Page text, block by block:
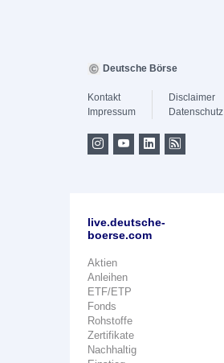
Deutsche Börse
Kontakt
Impressum
Disclaimer
Datenschutz
live.deutsche-
boerse.com
Aktien
Anleihen
ETF/ETP
Fonds
Rohstoffe
Zertifikate
Nachhaltig